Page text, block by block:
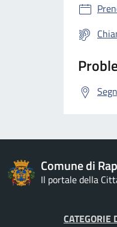
Comune di
Il portale della
CATEGORIE